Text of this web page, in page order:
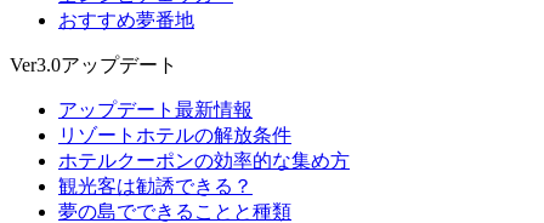
おすすめ夢番地
Ver3.0アップデート
アップデート最新情報
リゾートホテルの解放条件
ホテルクーポンの効率的な集め方
観光客は勧誘できる？
夢の島でできることと種類